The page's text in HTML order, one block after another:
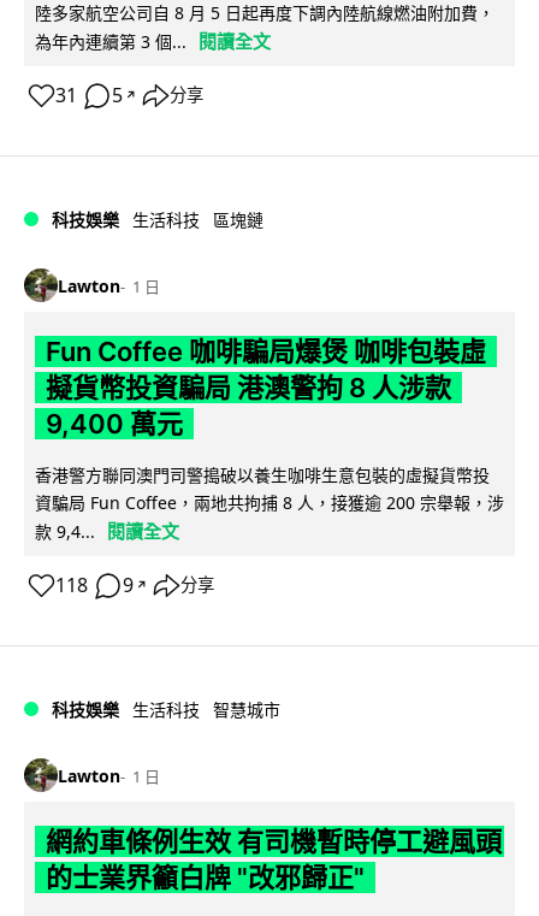
陸多家航空公司自 8 月 5 日起再度下調內陸航線燃油附加費，
為年內連續第 3 個...
閱讀全文
31 5 ↗ 分享
科技娛樂 生活科技 區塊鏈
Lawton 1 日
Fun Coffee 咖啡騙局爆煲 咖啡包裝虛
擬貨幣投資騙局 港澳警拘 8 人涉款
9,400 萬元
香港警方聯同澳門司警搗破以養生咖啡生意包裝的虛擬貨幣投
資騙局 Fun Coffee，兩地共拘捕 8 人，接獲逾 200 宗舉報，涉
款 9,4...
閱讀全文
118 9 ↗ 分享
科技娛樂 生活科技 智慧城市
Lawton 1 日
網約車條例生效 有司機暫時停工避風頭
的士業界籲白牌 "改邪歸正"